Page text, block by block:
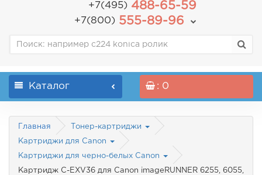
+7(495)488-65-59
+7(800)555-89-96
Каталог : 0
Главная Тонер-картриджи
Картриджи для Canon
Картриджи для черно-белых Canon
Картридж C-EXV36 для Canon imageRUNNER 6255, 6055,